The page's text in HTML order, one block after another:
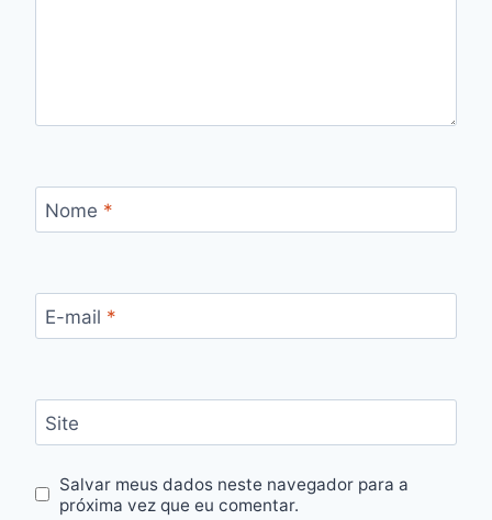
Nome *
E-mail *
Site
Salvar meus dados neste navegador para a
próxima vez que eu comentar.